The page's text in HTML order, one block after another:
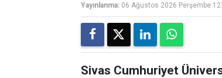
Yayınlanma: 06 Ağustos 2026 Perşembe
Sivas Cumhuriyet